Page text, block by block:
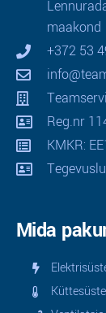
maakond
+372 53
Reg.nr
KMKR:
Mida